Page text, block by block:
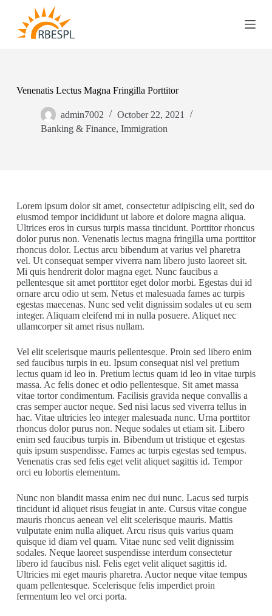
oVenenatis Lectus Magna Fringilla Porttitor
admin7002
October 22, 2021
Banking & Finance, Immigration
Lorem ipsum dolor sit amet, consectetur adipiscing elit, sed do
eiusmod tempor incididunt ut labore et dolore magna aliqua.
Ultrices eros in cursus turpis massa tincidunt. Porttitor rhoncus
dolor purus non. Venenatis lectus magna fringilla urna porttitor
rhoncus dolor. Lectus arcu bibendum at varius vel pharetra
vel. Ut consequat semper viverra nam libero justo laoreet sit.
Mi quis hendrerit dolor magna eget. Nunc faucibus a
pellentesque sit amet porttitor eget dolor morbi. Egestas dui id
ornare arcu odio ut sem. Netus et malesuada fames ac turpis
egestas maecenas. Nunc sed velit dignissim sodales ut eu sem
integer. Aliquam eleifend mi in nulla posuere. Aliquet nec
ullamcorper sit amet risus nullam.
Vel elit scelerisque mauris pellentesque. Proin sed libero enim
sed faucibus turpis in eu. Ipsum consequat nisl vel pretium
lectus quam id leo in. Pretium lectus quam id leo in vitae turpis
massa. Ac felis donec et odio pellentesque. Sit amet massa
vitae tortor condimentum. Facilisis gravida neque convallis a
cras semper auctor neque. Sed nisi lacus sed viverra tellus in
hac. Vitae ultricies leo integer malesuada nunc. Urna porttitor
rhoncus dolor purus non. Neque sodales ut etiam sit. Libero
enim sed faucibus turpis in. Bibendum ut tristique et egestas
quis ipsum suspendisse. Fames ac turpis egestas sed tempus.
Venenatis cras sed felis eget velit aliquet sagittis id. Tempor
orci eu lobortis elementum.
Nunc non blandit massa enim nec dui nunc. Lacus sed turpis
tincidunt id aliquet risus feugiat in ante. Cursus vitae congue
mauris rhoncus aenean vel elit scelerisque mauris. Mattis
vulputate enim nulla aliquet. Arcu risus quis varius quam
quisque id diam vel quam. Vitae nunc sed velit dignissim
sodales. Neque laoreet suspendisse interdum consectetur
libero id faucibus nisl. Felis eget velit aliquet sagittis id.
Ultricies mi eget mauris pharetra. Auctor neque vitae tempus
quam pellentesque. Scelerisque felis imperdiet proin
fermentum leo vel orci porta.